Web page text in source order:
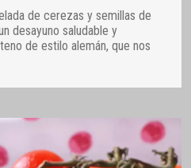
de cerezas y semillas de
desayuno saludable y
de estilo alemán, que nos